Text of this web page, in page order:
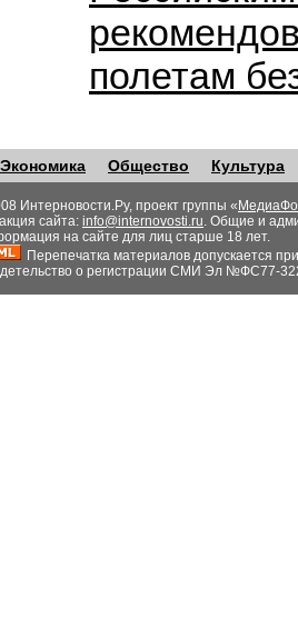
полетам
Экономика Общество Культура
Интерновости.Ру, проект группы «
сайта: info@internovosti.ru. Общие и
на сайте для лиц старше 18 лет.
Перепечатка материалов допускается
о регистрации СМИ Эл №ФС77-